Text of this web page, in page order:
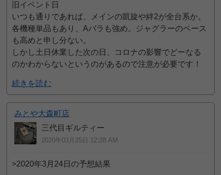
旧イベント日
いつも通りであれば、メインの凱旋や絆2が全台系か。
各機種単品もあり、Aバラも強め。ジャグラーのベース
も高めと申し分ない。
しかし土日休業した次の日、コロナの影響でどーなる
のかわからないというのがあるので注意が必要です！
続きを読む
みとや大森町店
三代目ギルティー
2020年03月25日 12:28 AM
>2020年3月24日の予想結果